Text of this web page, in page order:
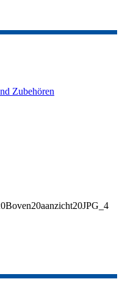
Zubehören